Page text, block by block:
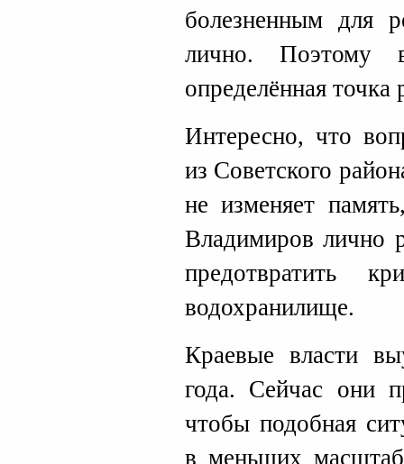
болезненным для
лично. Поэтому
определённая точка
Интересно, что
из Советского
не изменяет
Владимиров лично
предотвратить
водохранилище.
Краевые власти
года. Сейчас они
чтобы подобная
в меньших